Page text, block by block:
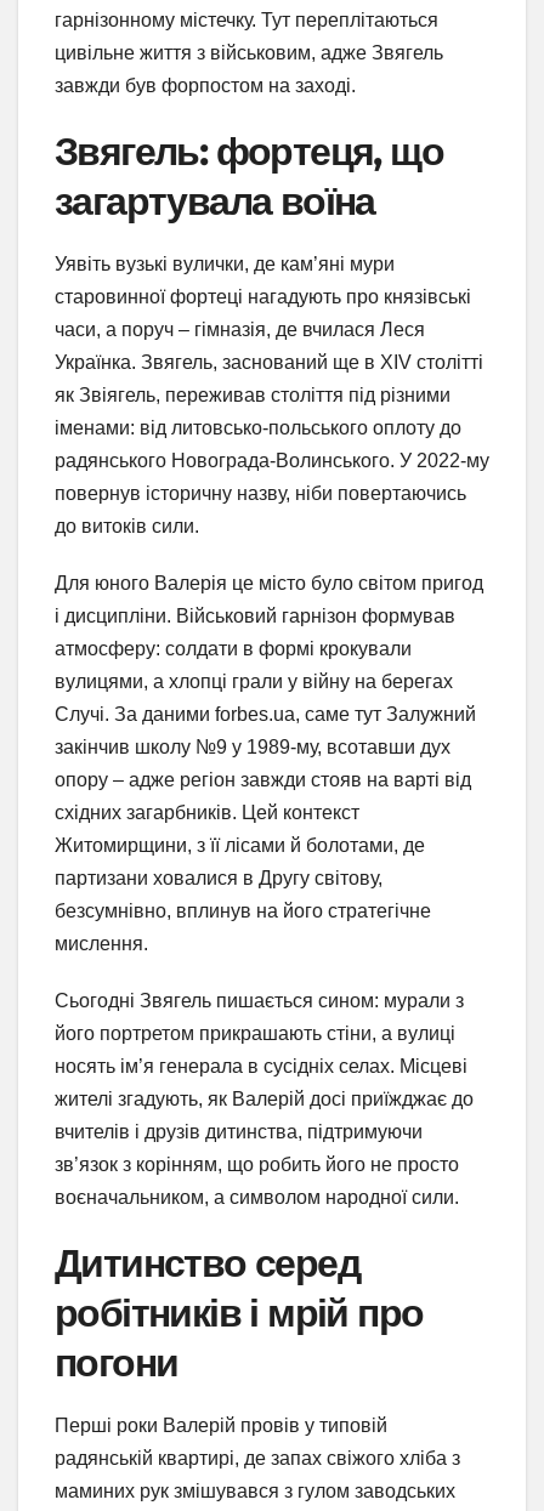
гарнізонному містечку. Тут переплітаються
цивільне життя з військовим, адже Звягель
завжди був форпостом на заході.
Звягель: фортеця, що
загартувала воїна
Уявіть вузькі вулички, де кам’яні мури
старовинної фортеці нагадують про князівські
часи, а поруч – гімназія, де вчилася Леся
Українка. Звягель, заснований ще в XIV столітті
як Звіягель, переживав століття під різними
іменами: від литовсько-польського оплоту до
радянського Новограда-Волинського. У 2022-му
повернув історичну назву, ніби повертаючись
до витоків сили.
Для юного Валерія це місто було світом пригод
і дисципліни. Військовий гарнізон формував
атмосферу: солдати в формі крокували
вулицями, а хлопці грали у війну на берегах
Случі. За даними forbes.ua, саме тут Залужний
закінчив школу №9 у 1989-му, всотавши дух
опору – адже регіон завжди стояв на варті від
східних загарбників. Цей контекст
Житомирщини, з її лісами й болотами, де
партизани ховалися в Другу світову,
безсумнівно, вплинув на його стратегічне
мислення.
Сьогодні Звягель пишається сином: мурали з
його портретом прикрашають стіни, а вулиці
носять ім’я генерала в сусідніх селах. Місцеві
жителі згадують, як Валерій досі приїжджає до
вчителів і друзів дитинства, підтримуючи
зв’язок з корінням, що робить його не просто
воєначальником, а символом народної сили.
Дитинство серед
робітників і мрій про
погони
Перші роки Валерій провів у типовій
радянській квартирі, де запах свіжого хліба з
маминих рук змішувався з гулом заводських